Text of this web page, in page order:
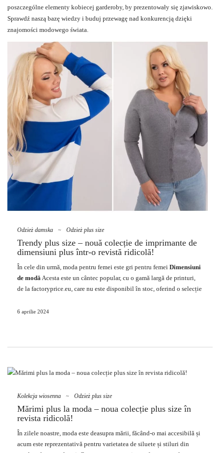
poszczególne elementy kobiecej garderoby, by prezentowały się zjawiskowo.
Sprawdź naszą bazę wiedzy i buduj przewagę nad konkurencją dzięki
znajomości modowego świata.
Odzież damska ~ Odzież plus size
Trendy plus size – nouă colecție de imprimante de
dimensiuni plus într-o revistă ridicolă!
În cele din urmă, moda pentru femei este gri pentru femei Dimensiuni
de modă Acesta este un cântec popular, cu o gamă largă de printuri,
de la factoryprice.eu, care nu este disponibil în stoc, oferind o selecție
preferințe. Calculatorul poate accesa de fapt, feminin și poate exprima
pentru importanța respectată în
Până în curând, sănătatea femeilor de dimensiuni mari a fost impusă la
marginale, iar campaniile de îmbrăcăminte erau destinate exclusiv
persoanelor mai intense.
Acum au căzut din ce în ce mai multe privințe din mai
multe motive importante:
6 aprilie 2024
Kolekcja wiosenna ~ Odzież plus size
Mărimi plus la moda – noua colecție plus size în
revista ridicolă!
În zilele noastre, moda este deasupra mării, făcând-o mai accesibilă și
acum este reprezentativă pentru varietatea de siluete și stiluri din